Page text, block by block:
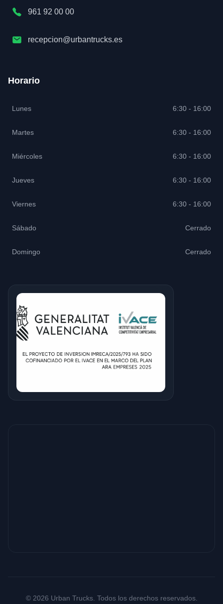
961 92 00 00
recepcion@urbantrucks.es
Horario
Lunes 6:30 - 16:00
Martes 6:30 - 16:00
Miércoles 6:30 - 16:00
Jueves 6:30 - 16:00
Viernes 6:30 - 16:00
Sábado Cerrado
Domingo Cerrado
© 2026 Urban Trucks. Todos los derechos reservados.